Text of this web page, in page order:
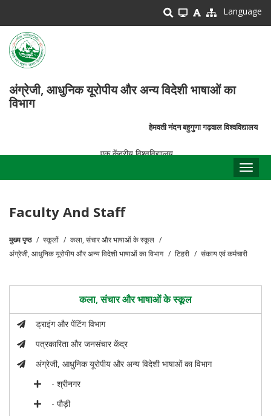
main
content
Language
अंग्रेजी, आधुनिक यूरोपीय और अन्य विदेशी भाषाओं का
विभाग
हेमवती नंदन बहुगुणा गढ़वाल विश्वविद्यालय
एक केंद्रीय विश्वविद्यालय
Faculty And Staff
पग
मुख्य पृष्ठ स्कूलों
कला, संचार और भाषाओं के स्कूल
अंग्रेजी, आधुनिक यूरोपीय और अन्य विदेशी भाषाओं का विभाग
टिहरी संकाय एवं कर्मचारी
कला, संचार और भाषाओं के स्कूल
ड्राइंग और पेंटिंग विभाग
पत्रकारिता और जनसंचार केंद्र
अंग्रेजी, आधुनिक यूरोपीय और अन्य विदेशी भाषाओं का विभाग
- श्रीनगर
- पौड़ी